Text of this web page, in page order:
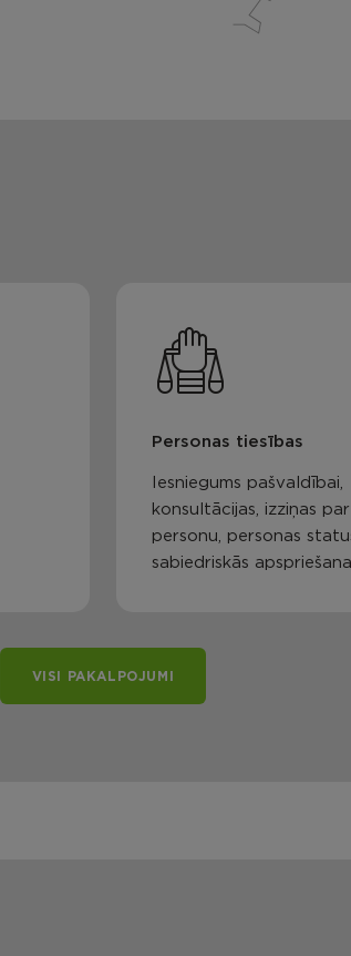
Personas tiesības
Iesniegums pašvaldībai,
konsultācijas, izziņas par
personu, personas
sabiedriskās
VISI PAKALPOJUMI